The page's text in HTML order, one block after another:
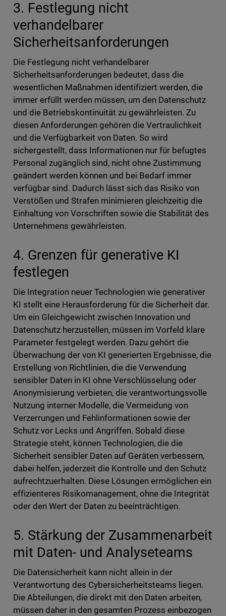
3. Festlegung nicht
verhandelbarer
Sicherheitsanforderungen
Die Festlegung nicht verhandelbarer
Sicherheitsanforderungen bedeutet, dass die
wesentlichen Maßnahmen identifiziert werden, die
immer erfüllt werden müssen, um den Datenschutz
und die Betriebskontinuität zu gewährleisten. Zu
diesen Anforderungen gehören die Vertraulichkeit
und die Verfügbarkeit von Daten. So wird
sichergestellt, dass Informationen nur für befugtes
Personal zugänglich sind, nicht ohne Zustimmung
geändert werden können und bei Bedarf immer
verfügbar sind. Dadurch lässt sich das Risiko von
Verstößen und Strafen minimieren gleichzeitig die
Einhaltung von Vorschriften sowie die Stabilität des
Unternehmens gewährleisten.
4. Grenzen für generative KI
festlegen
Die Integration neuer Technologien wie generativer
KI stellt eine Herausforderung für die Sicherheit dar.
Um ein Gleichgewicht zwischen Innovation und
Datenschutz herzustellen, müssen im Vorfeld klare
Parameter festgelegt werden. Dazu gehört die
Überwachung der von KI generierten Ergebnisse, die
Erstellung von Richtlinien, die die Verwendung
sensibler Daten in KI ohne Verschlüsselung oder
Anonymisierung verbieten, die verantwortungsvolle
Nutzung interner Modelle, die Vermeidung von
Verzerrungen und Fehlinformationen sowie der
Schutz vor Lecks und Angriffen. Sobald diese
Strategie steht, können Technologien, die die
Sicherheit sensibler Daten auf Geräten verbessern,
dabei helfen, jederzeit die Kontrolle und den Schutz
aufrechtzuerhalten. Diese Lösungen ermöglichen ein
effizienteres Risikomanagement, ohne die Integrität
oder den Wert der Daten zu beeinträchtigen.
5. Stärkung der Zusammenarbeit
mit Daten- und Analyseteams
Die Datensicherheit kann nicht allein in der
Verantwortung des Cybersicherheitsteams liegen.
Die Abteilungen, die direkt mit den Daten arbeiten,
müssen daher in den gesamten Prozess einbezogen